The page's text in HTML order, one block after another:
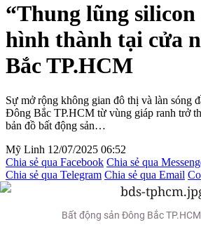
“Thung lũng
hình thành tại cửa
Bắc TP.HCM
Sự mở rộng không gian đô thị và làn sóng
Đông Bắc TP.HCM từ vùng giáp ranh trở
bản đồ bất động sản…
Mỹ Linh 12/07/2025 06:52
Chia sẻ qua Facebook Chia sẻ qua
Chia sẻ qua Telegram Chia sẻ qua Email
Bất động sản Đông Bắc